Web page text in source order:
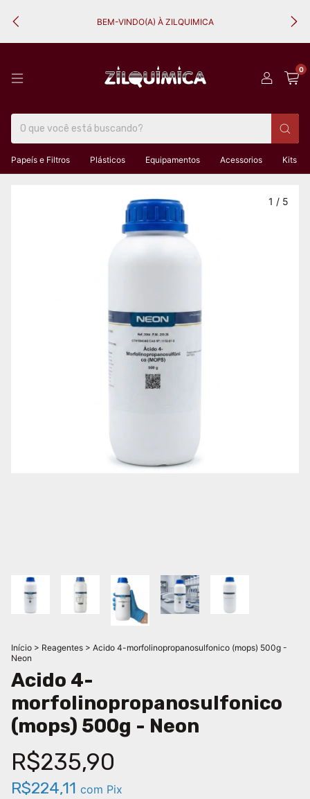
BEM-VINDO(A) À ZILQUIMICA
0
Papeís e Filtros Plásticos Equipamentos Acessorios Kits
1 / 5
Início > Reagentes > Acido 4-morfolinopropanosulfonico (mops) 500g -
Neon
Acido 4-
morfolinopropanosulfonico
(mops) 500g - Neon
R$235,90
R$224,11 com Pix